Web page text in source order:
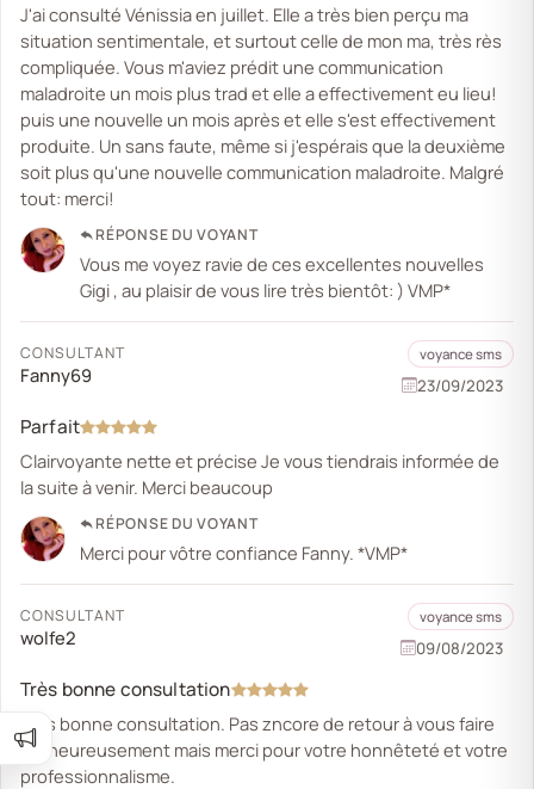
J'ai consulté Vénissia en juillet. Elle a très bien perçu ma
situation sentimentale, et surtout celle de mon ma, très rès
compliquée. Vous m'aviez prédit une communication
maladroite un mois plus trad et elle a effectivement eu lieu!
puis une nouvelle un mois après et elle s'est effectivement
produite. Un sans faute, même si j'espérais que la deuxième
soit plus qu'une nouvelle communication maladroite. Malgré
tout: merci!
RÉPONSE DU VOYANT
Vous me voyez ravie de ces excellentes nouvelles
Gigi , au plaisir de vous lire très bientôt: ) VMP*
CONSULTANT
Fanny69
voyance sms
23/09/2023
Parfait
Clairvoyante nette et précise Je vous tiendrais informée de
la suite à venir. Merci beaucoup
RÉPONSE DU VOYANT
Merci pour vôtre confiance Fanny. *VMP*
CONSULTANT
wolfe2
voyance sms
09/08/2023
Très bonne consultation
Très bonne consultation. Pas zncore de retour à vous faire
malheureusement mais merci pour votre honnêteté et votre
professionnalisme.